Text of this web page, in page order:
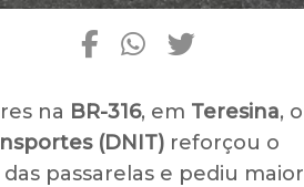
na BR-316, em Teresina, o
(DNIT) reforçou o
passarelas e pediu maior